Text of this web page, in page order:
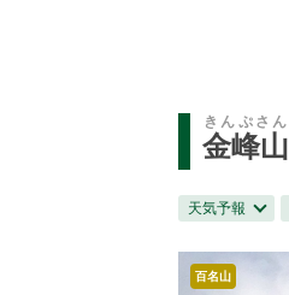
金峰山
きんぷさん
天気予報
百名山